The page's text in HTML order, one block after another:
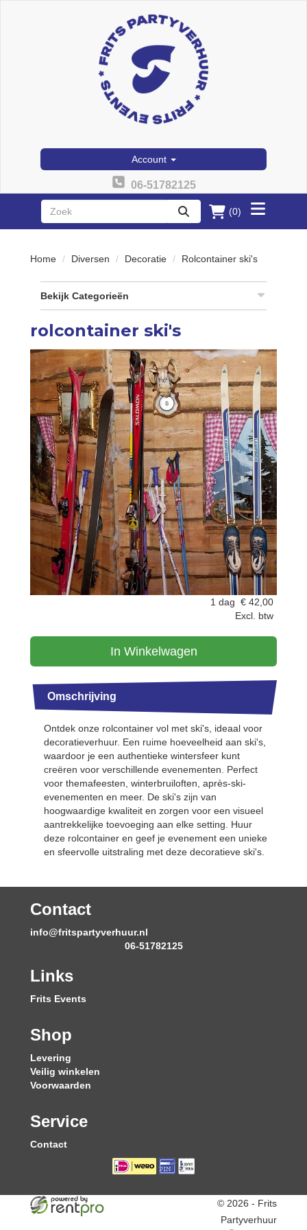
Account
06-51782125
zoeken
(0)
Toggle
menu
Home Diversen Decoratie Rolcontainer ski's
Bekijk Categorieën
rolcontainer ski's
1 dag € 42,00
Excl. btw
In Winkelwagen
Omschrijving
Ontdek onze rolcontainer vol met ski's, ideaal voor
decoratieverhuur. Een ruime hoeveelheid aan ski's,
waardoor je een authentieke wintersfeer kunt
creëren voor verschillende evenementen. Perfect
voor themafeesten, winterbruiloften, après-ski-
evenementen en meer. De ski's zijn van
hoogwaardige kwaliteit en zorgen voor een visueel
aantrekkelijke toevoeging aan elke setting. Huur
deze rolcontainer en geef je evenement een unieke
en sfeervolle uitstraling met deze decoratieve ski's.
Contact
info@fritspartyverhuur.nl
06-51782125
Links
Frits Events
Shop
Levering
Veilig winkelen
Voorwaarden
Service
Contact
© 2026 - Frits
Partyverhuur